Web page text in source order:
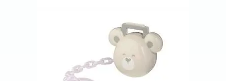
Comprar